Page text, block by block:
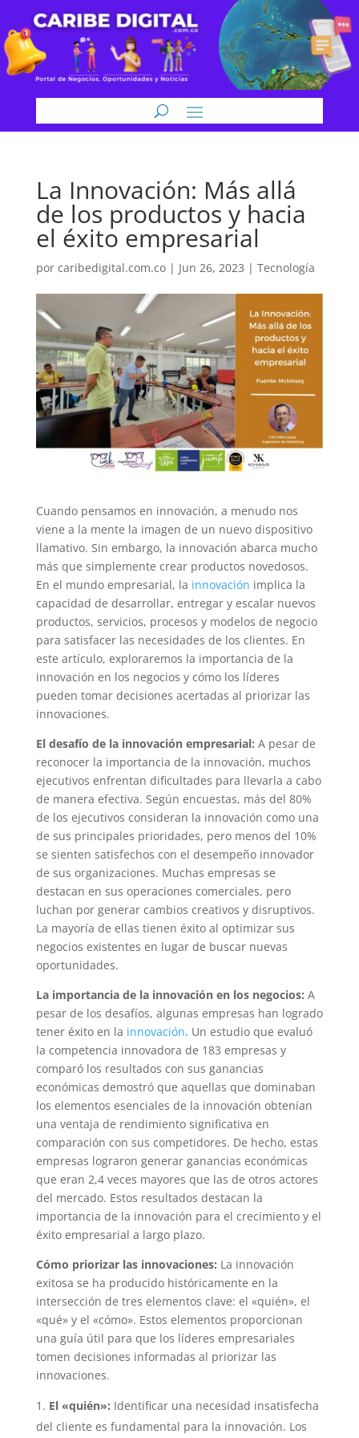
La Innovación: Más allá
de los productos y hacia
el éxito empresarial
por caribedigital.com.co| Jun 26, 2023 | Tecnología
Cuando pensamos en innovación, a menudo nos
viene a la mente la imagen de un nuevo dispositivo
llamativo. Sin embargo, la innovación abarca mucho
más que simplemente crear productos novedosos.
En el mundo empresarial, la innovación implica la
capacidad de desarrollar, entregar y escalar nuevos
productos, servicios, procesos y modelos de negocio
para satisfacer las necesidades de los clientes. En
este artículo, exploraremos la importancia de la
innovación en los negocios y cómo los líderes
pueden tomar decisiones acertadas al priorizar las
innovaciones.
El desafío de la innovación empresarial: A pesar de
reconocer la importancia de la innovación, muchos
ejecutivos enfrentan dificultades para llevarla a cabo
de manera efectiva. Según encuestas, más del 80%
de los ejecutivos consideran la innovación como una
de sus principales prioridades, pero menos del 10%
se sienten satisfechos con el desempeño innovador
de sus organizaciones. Muchas empresas se
destacan en sus operaciones comerciales, pero
luchan por generar cambios creativos y disruptivos.
La mayoría de ellas tienen éxito al optimizar sus
negocios existentes en lugar de buscar nuevas
oportunidades.
La importancia de la innovación en los negocios: A
pesar de los desafíos, algunas empresas han logrado
tener éxito en la innovación. Un estudio que evaluó
la competencia innovadora de 183 empresas y
comparó los resultados con sus ganancias
económicas demostró que aquellas que dominaban
los elementos esenciales de la innovación obtenían
una ventaja de rendimiento significativa en
comparación con sus competidores. De hecho, estas
empresas lograron generar ganancias económicas
que eran 2,4 veces mayores que las de otros actores
del mercado. Estos resultados destacan la
importancia de la innovación para el crecimiento y el
éxito empresarial a largo plazo.
Cómo priorizar las innovaciones: La innovación
exitosa se ha producido históricamente en la
intersección de tres elementos clave: el «quién», el
«qué» y el «cómo». Estos elementos proporcionan
una guía útil para que los líderes empresariales
tomen decisiones informadas al priorizar las
innovaciones.
El «quién»: Identificar una necesidad insatisfecha
del cliente es fundamental para la innovación. Los